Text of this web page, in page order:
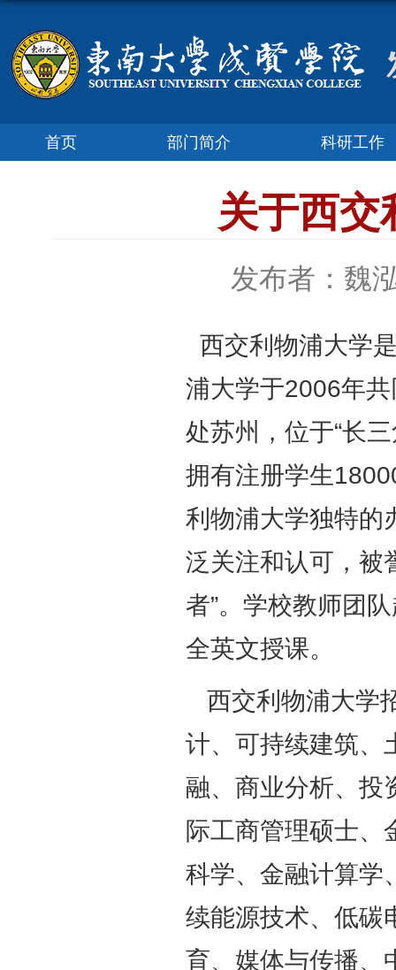
首页 部门简介 科研工作
关于西交
发布者：魏
西交利物浦大学
浦大学于2006年
处苏州，位于“长
拥有注册学生
利物浦大学独特的
泛关注和认可，被
者”。学校教师团
全英文授课。
西交利物浦大学
计、可持续建筑、
融、商业分析、投
际工商管理硕士、
科学、金融计算学
续能源技术、低碳
育、媒体与传播、